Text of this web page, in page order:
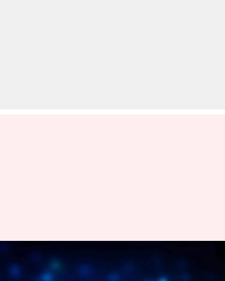
OpenAI ने GPT-4.5 मॉडल को बंद
करने का लिया फैसला, लॉन्च किया